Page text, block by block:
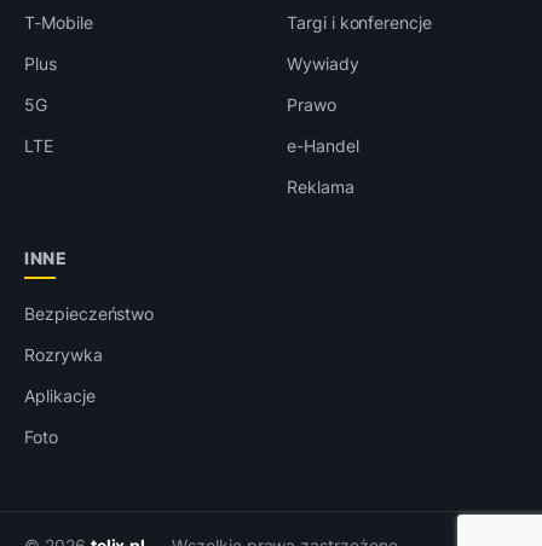
T-Mobile
Plus
5G
LTE
Targi i konferencje
Wywiady
Prawo
e-Handel
Reklama
INNE
Bezpieczeństwo
Rozrywka
Aplikacje
Foto